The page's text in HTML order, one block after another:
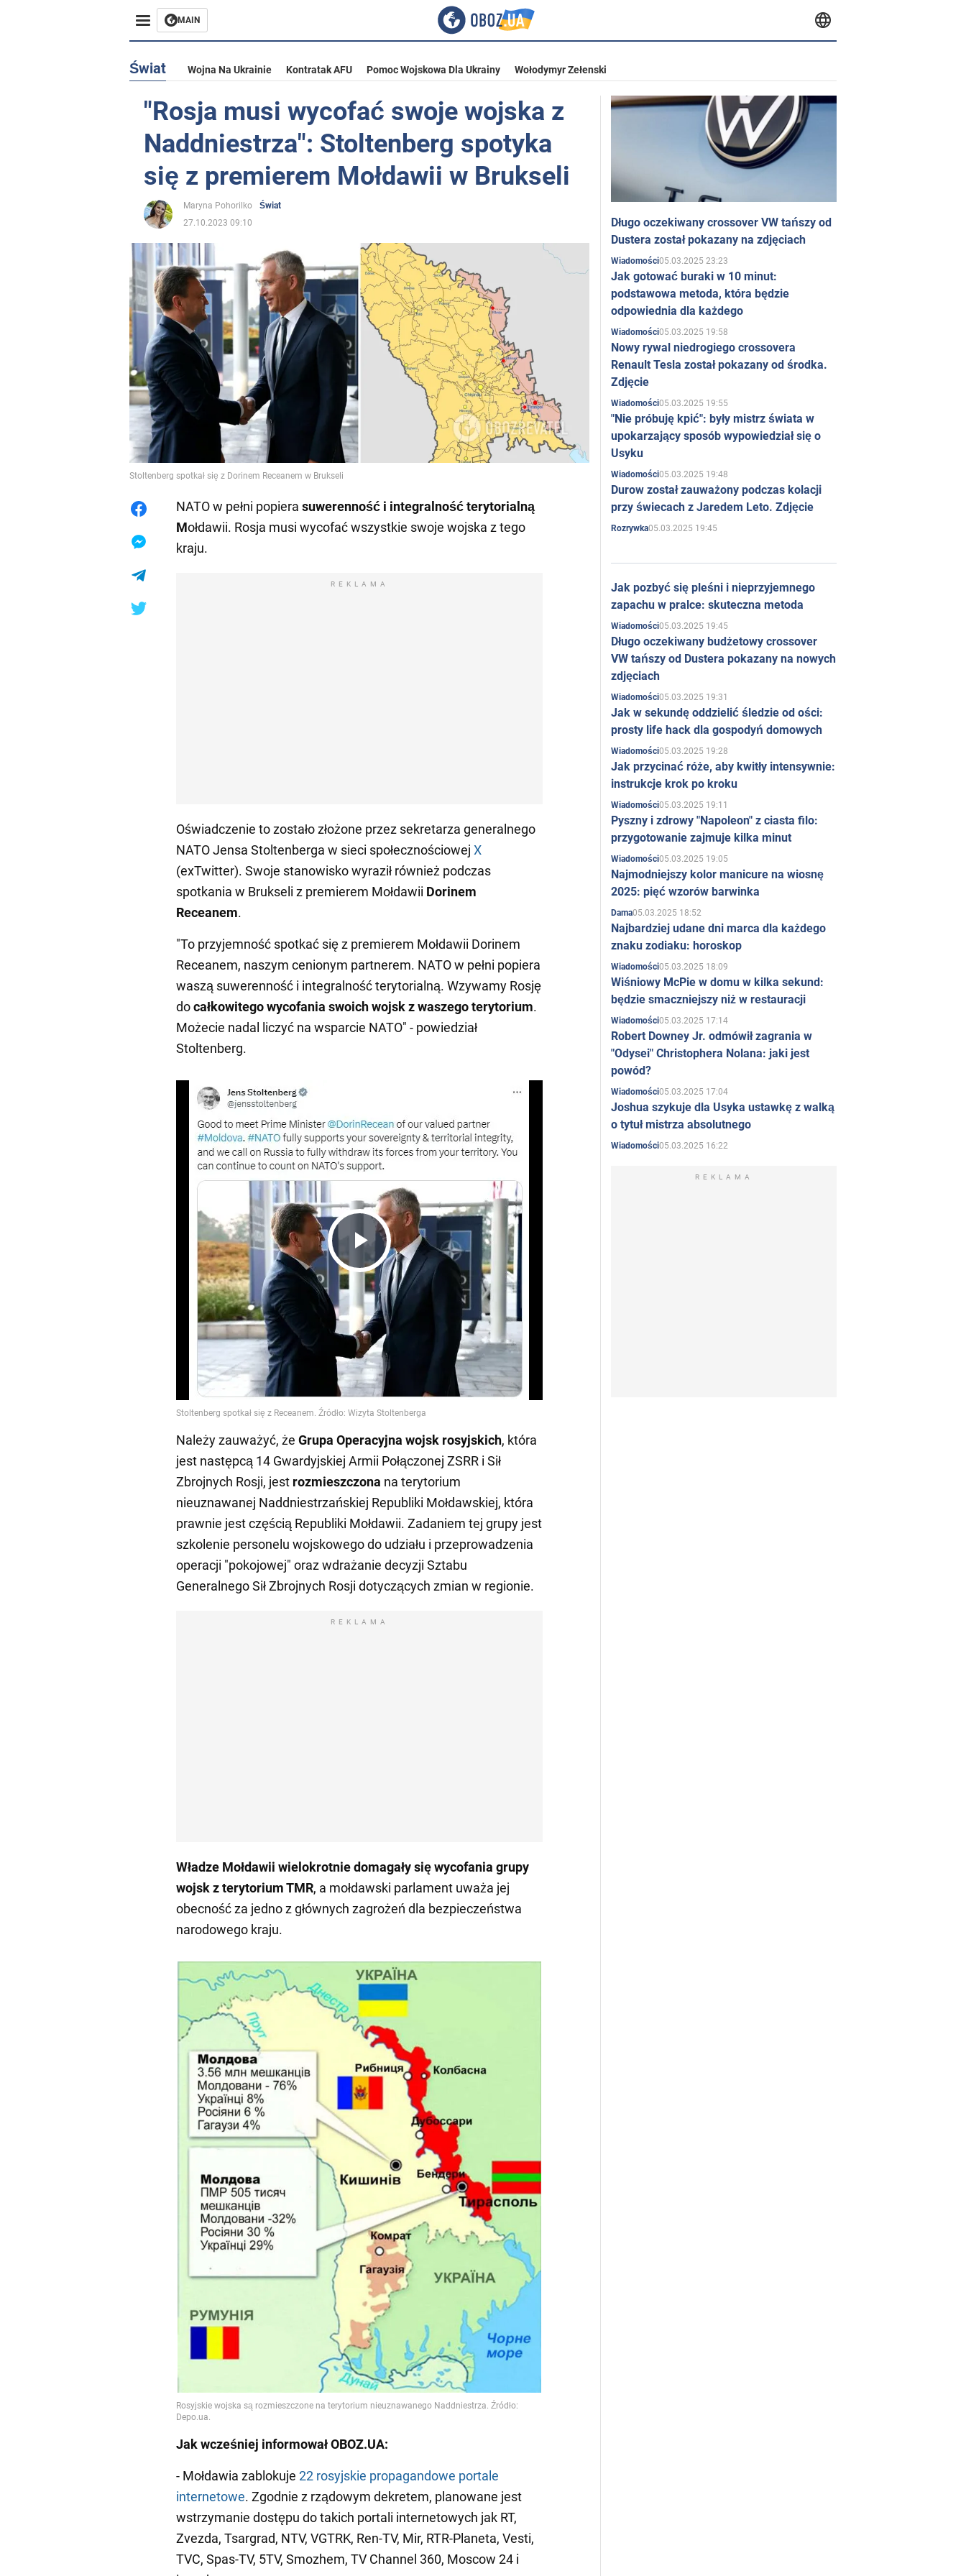
MAIN
Świat Wojna Na Ukrainie Kontratak AFU Pomoc Wojskowa Dla Ukrainy Wołodymyr Zełenski
"Rosja musi wycofać swoje wojska z
Naddniestrza": Stoltenberg spotyka
się z premierem Mołdawii w Brukseli
Maryna Pohorilko
Świat
27.10.2023 09:10
Stoltenberg spotkał się z Dorinem Receanem w Brukseli
NATO w pełni popiera suwerenność i integralność terytorialną
Mołdawii. Rosja musi wycofać wszystkie swoje wojska z tego
kraju.
REKLAMA
Oświadczenie to zostało złożone przez sekretarza generalnego
NATO Jensa Stoltenberga w sieci społecznościowej X
(exTwitter). Swoje stanowisko wyraził również podczas
spotkania w Brukseli z premierem Mołdawii Dorinem
Receanem.
"To przyjemność spotkać się z premierem Mołdawii Dorinem
Receanem, naszym cenionym partnerem. NATO w pełni popiera
waszą suwerenność i integralność terytorialną. Wzywamy Rosję
docałkowitego wycofania swoich wojsk z waszego terytorium.
Możecie nadal liczyć na wsparcie NATO" - powiedział
Stoltenberg.
Play
Video
Należy zauważyć, że Grupa Operacyjna wojsk rosyjskich, która
jest następcą 14 Gwardyjskiej Armii Połączonej ZSRR i Sił
Zbrojnych Rosji, jest rozmieszczona na terytorium
nieuznawanej Naddniestrzańskiej Republiki Mołdawskiej, która
prawnie jest częścią Republiki Mołdawii. Zadaniem tej grupy jest
szkolenie personelu wojskowego do udziału i przeprowadzenia
operacji "pokojowej" oraz wdrażanie decyzji Sztabu
Generalnego Sił Zbrojnych Rosji dotyczących zmian w regionie.
REKLAMA
Władze Mołdawii wielokrotnie domagały się wycofania grupy
wojsk z terytorium TMR, a mołdawski parlament uważa jej
obecność za jedno z głównych zagrożeń dla bezpieczeństwa
narodowego kraju.
Jak wcześniej informował OBOZ.UA:
- Mołdawia zablokuje 22 rosyjskie propagandowe portale
internetowe. Zgodnie z rządowym dekretem, planowane jest
wstrzymanie dostępu do takich portali internetowych jak RT,
Zvezda, Tsargrad, NTV, VGTRK, Ren-TV, Mir, RTR-Planeta, Vesti,
TVC, Spas-TV, 5TV, Smozhem, TV Channel 360, Moscow 24 i
Długo oczekiwany crossover VW tańszy od
Dustera został pokazany na zdjęciach
Wiadomości05.03.2025 23:23
Jak gotować buraki w 10 minut:
podstawowa metoda, która będzie
odpowiednia dla każdego
Wiadomości05.03.2025 19:58
Nowy rywal niedrogiego crossovera
Renault Tesla został pokazany od środka.
Zdjęcie
Wiadomości05.03.2025 19:55
"Nie próbuję kpić": były mistrz świata w
upokarzający sposób wypowiedział się o
Usyku
Wiadomości05.03.2025 19:48
Durow został zauważony podczas kolacji
przy świecach z Jaredem Leto. Zdjęcie
Rozrywka05.03.2025 19:45
Jak pozbyć się pleśni i nieprzyjemnego
zapachu w pralce: skuteczna metoda
Wiadomości05.03.2025 19:45
Długo oczekiwany budżetowy crossover
VW tańszy od Dustera pokazany na nowych
zdjęciach
Wiadomości05.03.2025 19:31
Jak w sekundę oddzielić śledzie od ości:
prosty life hack dla gospodyń domowych
Wiadomości05.03.2025 19:28
Jak przycinać róże, aby kwitły intensywnie:
instrukcje krok po kroku
Wiadomości05.03.2025 19:11
Pyszny i zdrowy "Napoleon" z ciasta filo:
przygotowanie zajmuje kilka minut
Wiadomości05.03.2025 19:05
Najmodniejszy kolor manicure na wiosnę
2025: pięć wzorów barwinka
Dama05.03.2025 18:52
Najbardziej udane dni marca dla każdego
znaku zodiaku: horoskop
Wiadomości05.03.2025 18:09
Wiśniowy McPie w domu w kilka sekund:
będzie smaczniejszy niż w restauracji
Wiadomości05.03.2025 17:14
Robert Downey Jr. odmówił zagrania w
"Odysei" Christophera Nolana: jaki jest
powód?
Wiadomości05.03.2025 17:04
Joshua szykuje dla Usyka ustawkę z walką
o tytuł mistrza absolutnego
Wiadomości05.03.2025 16:22
REKLAMA